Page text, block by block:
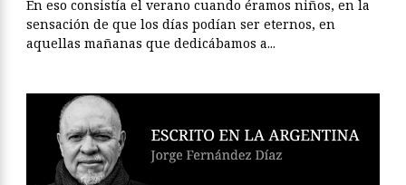
En eso consistía el verano cuando éramos niños, en la
sensación de que los días podían ser eternos, en
aquellas mañanas que dedicábamos a...